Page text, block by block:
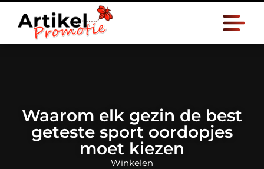
Waarom elk gezin de best
geteste sport oordopjes
moet kiezen
Winkelen